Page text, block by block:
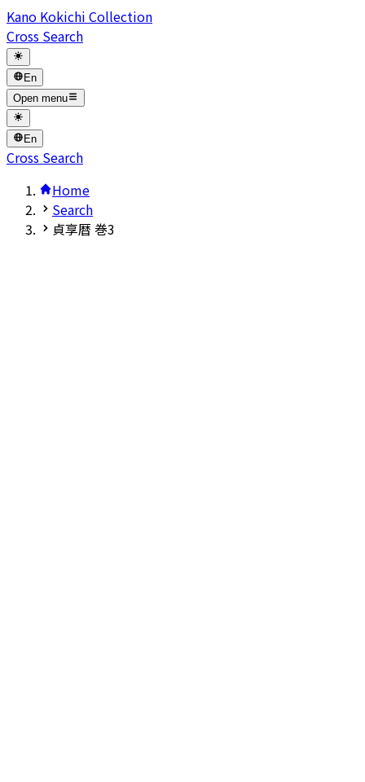
Kano Kokichi Collection
Cross Search
En
Open menu
En
Cross Search
Home
Search
貞享暦 巻3